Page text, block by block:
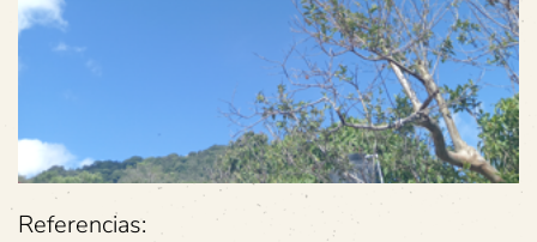
Referencias: